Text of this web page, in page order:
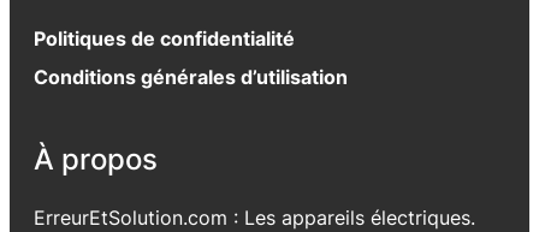
Politiques de confidentialité
Conditions générales d’utilisation
À propos
ErreurEtSolution.com : Les appareils électriques.